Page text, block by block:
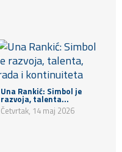
Una Rankić: Simbol je
razvoja, talenta...
Četvrtak, 14 maj 2026